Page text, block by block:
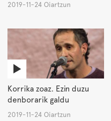
2019-11-24 Oiartzun
Korrika zoaz. Ezin duzu
denborarik galdu
2019-11-24 Oiartzun